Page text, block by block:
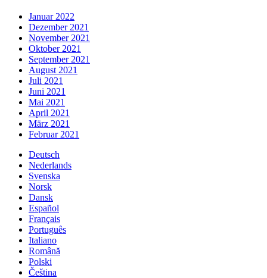
Januar 2022
Dezember 2021
November 2021
Oktober 2021
September 2021
August 2021
Juli 2021
Juni 2021
Mai 2021
April 2021
März 2021
Februar 2021
Deutsch
Nederlands
Svenska
Norsk
Dansk
Español
Français
Português
Italiano
Română
Polski
Čeština